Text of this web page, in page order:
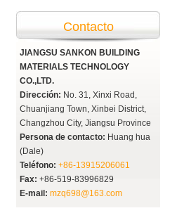
Contacto
JIANGSU SANKON BUILDING
MATERIALS TECHNOLOGY
CO.,LTD.
Dirección: No. 31, Xinxi Road,
Chuanjiang Town, Xinbei District,
Changzhou City, Jiangsu Province
Persona de contacto: Huang hua
(Dale)
Teléfono: +86-13915206061
Fax: +86-519-83996829
E-mail: mzq698@163.com